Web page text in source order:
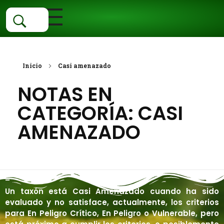
Inicio
Categorías
Fauna
Vertebrados
Aves
Peces
Reptiles
Invertebrados
Flora
Vascular
Gimnospermas
Briofitas
Hongos
Ecosistemas
Estuarios
Marinos
Dunas
Herbazales
Ubica Tu Especie
Estado De Conservacion
Centro De Conservación EX SITU
Galería
Inicio Casi amenazado
NOTAS EN
CATEGORÍA: CASI
AMENAZADO
–
Un taxón está Casi Amenazado cuando ha sido
evaluado y no satisface, actualmente, los criterios
para En Peligro Crítico, En Peligro o Vulnerable, pero